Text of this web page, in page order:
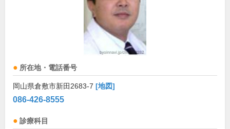
所在地・電話番号
岡山県倉敷市新田2683-7 [地図]
086-426-8555
診療科目